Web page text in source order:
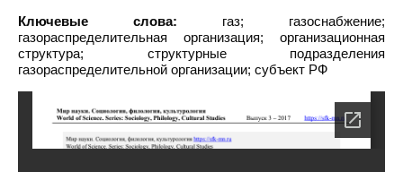
Ключевые слова: газ; газоснабжение;
газораспределительная организация; организационная
структура; структурные подразделения
газораспределительной организации; субъект РФ